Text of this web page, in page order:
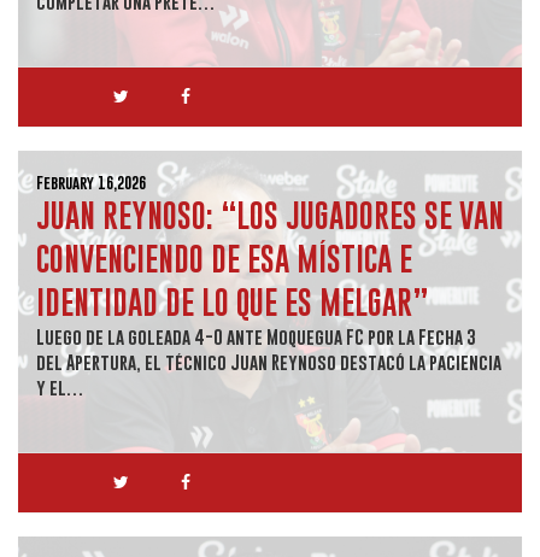
February 16,2026
JUAN REYNOSO: “LOS JUGADORES SE VAN
CONVENCIENDO DE ESA MÍSTICA E
IDENTIDAD DE LO QUE ES MELGAR”
Luego de la goleada 4-0 ante Moquegua FC por la Fecha 3
del Apertura, el técnico Juan Reynoso destacó la paciencia
y el…